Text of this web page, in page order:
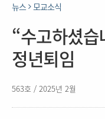
뉴스 모교소식
“수고하셨
정년퇴임
563호 / 2025년 2월